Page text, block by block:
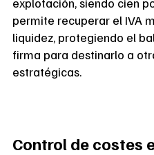
permite recuperar el IVA
liquidez, protegiendo el
firma para destinarlo a
estratégicas.
Control de costes